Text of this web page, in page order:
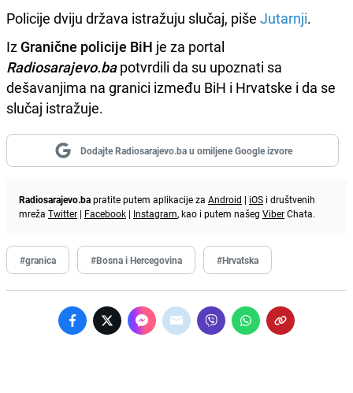
Policije dviju država istražuju slučaj, piše Jutarnji.
Iz Granične policije BiH je za portal
Radiosarajevo.bapotvrdili da su upoznati sa
dešavanjima na granici između BiH i Hrvatske i da se
slučaj istražuje.
Dodajte Radiosarajevo.ba u omiljene Google izvore
Radiosarajevo.bapratite putem aplikacije za Android | iOS i društvenih
mreža Twitter | Facebook | Instagram, kao i putem našeg ViberChata.
#granica #Bosna i Hercegovina #Hrvatska